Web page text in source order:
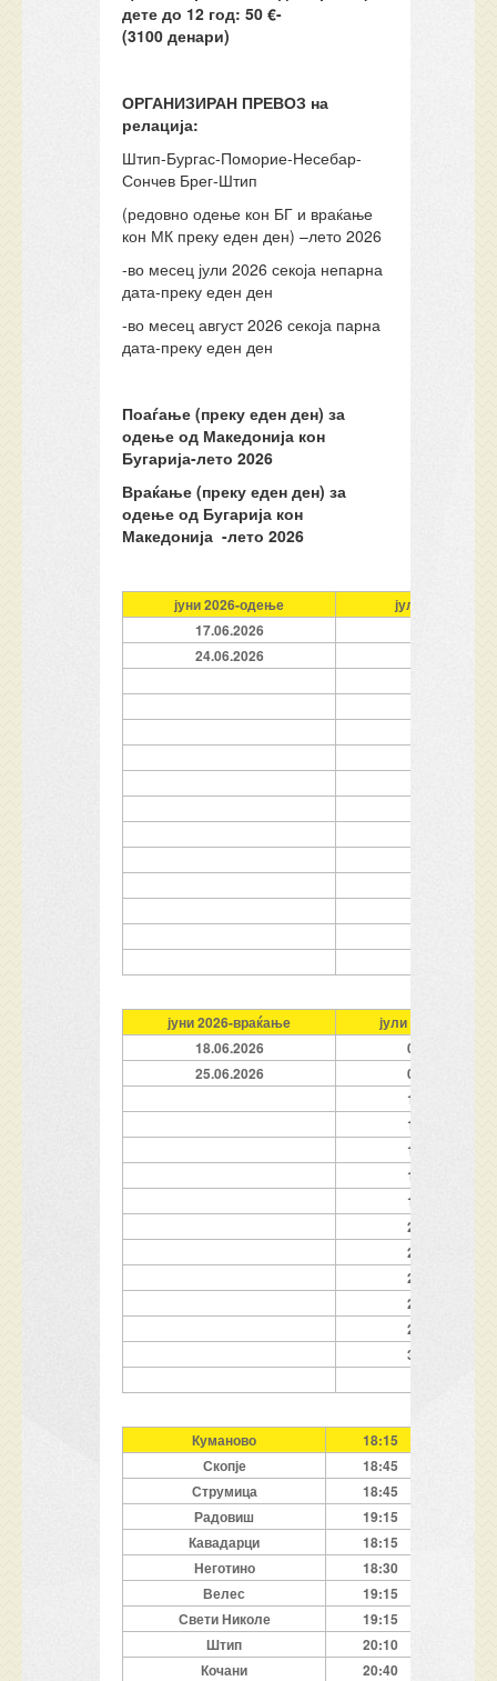
дете до 12 год: 50 €-
(3100денари)
ОРГАНИЗИРАН ПРЕВОЗ на
релација:
Штип-Бургас-Поморие-Несебар-
Сончев Брег-Штип
(редовно одење кон БГ и враќање
кон МК преку еден ден) –лето 2026
-во месец јули 2026 секоја непарна
дата-преку еден ден
-во месец август 2026 секоја парна
дата-преку еден ден
Поаѓање (преку еден ден) за
одење од Македонија кон
Бугарија-лето 2026
Враќање (преку еден ден) за
одење од Бугарија кон
Македонија -лето 2026
јуни 2026-одење јули 2026-
17.06.2026
24.06.2026
јуни 2026-враќање јули 2026
18.06.2026
02.07.2026
25.06.2026
06.07.2026
10.07.2026
12.07.2026
14.07.2026
16.07.2026
18.07.2026
20.07.2026
22.07.2026
24.07.2026
26.07.2026
28.07.2026
30.07.2026
Куманово
18:15
Скопје
18:45
Струмица
18:45
Радовиш
19:15
Кавадарци
18:15
Неготино
18:30
Велес
19:15
Свети Николе
19:15
Штип
20:10
Кочани
20:40